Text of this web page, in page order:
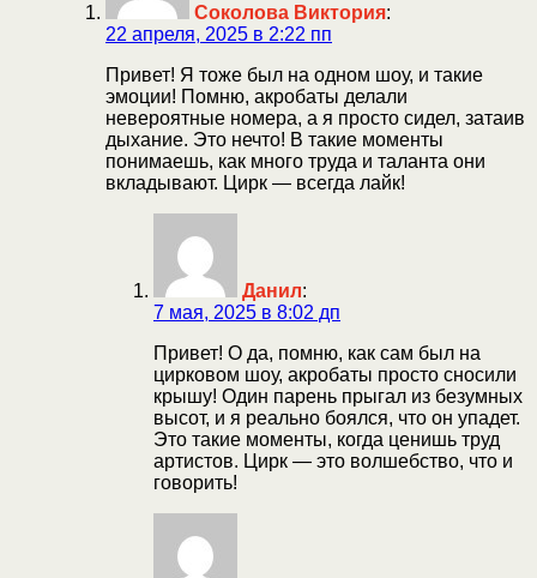
Соколова Виктория:
22 апреля, 2025 в 2:22 пп
Привет! Я тоже был на одном шоу, и такие
эмоции! Помню, акробаты делали
невероятные номера, а я просто сидел, затаив
дыхание. Это нечто! В такие моменты
понимаешь, как много труда и таланта они
вкладывают. Цирк — всегда лайк!
Данил:
7 мая, 2025 в 8:02 дп
Привет! О да, помню, как сам был на
цирковом шоу, акробаты просто сносили
крышу! Один парень прыгал из безумных
высот, и я реально боялся, что он упадет.
Это такие моменты, когда ценишь труд
артистов. Цирк — это волшебство, что и
говорить!